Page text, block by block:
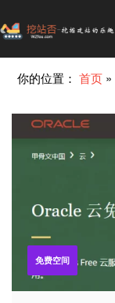
你的位置：首页 »
免费空间